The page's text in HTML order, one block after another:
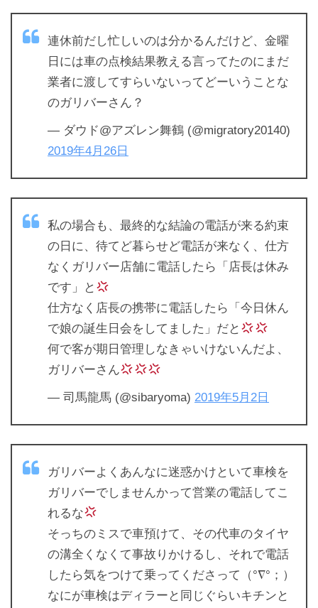
連休前だし忙しいのは分かるんだけど、金曜
日には車の点検結果教える言ってたのにまだ
業者に渡してすらいないってどーいうことな
のガリバーさん？
— ダウド@アズレン舞鶴 (@migratory20140)
2019年4月26日
私の場合も、最終的な結論の電話が来る約束
の日に、待てど暮らせど電話が来なく、仕方
なくガリバー店舗に電話したら「店長は休み
です」と
仕方なく店長の携帯に電話したら「今日休ん
で娘の誕生日会をしてました」だと
何で客が期日管理しなきゃいけないんだよ、
ガリバーさん
— 司馬龍馬 (@sibaryoma) 2019年5月2日
ガリバーよくあんなに迷惑かけといて車検を
ガリバーでしませんかって営業の電話してこ
れるな
そっちのミスで車預けて、その代車のタイヤ
の溝全くなくて事故りかけるし、それで電話
したら気をつけて乗ってくださって（°∇°；）
なにが車検はディラーと同じぐらいキチンと